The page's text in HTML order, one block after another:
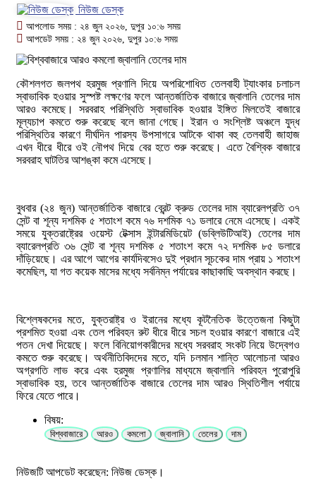
নিউজ ডেস্ক
আপলোড সময় : ২৪ জুন ২০২৬, দুপুর ১০:৬ সময়
আপডেট সময় : ২৪ জুন ২০২৬, দুপুর ১০:৬ সময়
কৌশলগত জলপথ হরমুজ প্রণালি দিয়ে অপরিশোধিত তেলবাহী ট্যাংকার চলাচল
স্বাভাবিক হওয়ার সুস্পষ্ট লক্ষণের ফলে আন্তর্জাতিক বাজারে জ্বালানি তেলের দাম
আরও কমেছে। সরবরাহ পরিস্থিতি স্বাভাবিক হওয়ার ইঙ্গিত মিলতেই বাজারে
মূল্যচাপ কমতে শুরু করেছে বলে জানা গেছে। ইরান ও সংশ্লিষ্ট অঞ্চলে যুদ্ধ
পরিস্থিতির কারণে দীর্ঘদিন পারস্য উপসাগরে আটকে থাকা বহু তেলবাহী জাহাজ
এখন ধীরে ধীরে ওই নৌপথ দিয়ে বের হতে শুরু করেছে। এতে বৈশ্বিক বাজারে
সরবরাহ ঘাটতির আশঙ্কা কমে এসেছে।
বুধবার (২৪ জুন) আন্তর্জাতিক বাজারে ব্রেন্ট ক্রুড তেলের দাম ব্যারেলপ্রতি ৩৭
সেন্ট বা শূন্য দশমিক ৫ শতাংশ কমে ৭৬ দশমিক ৭১ ডলারে নেমে এসেছে। একই
সময়ে যুক্তরাষ্ট্রের ওয়েস্ট টেক্সাস ইন্টারমিডিয়েট (ডব্লিউটিআই) তেলের দাম
ব্যারেলপ্রতি ৩৬ সেন্ট বা শূন্য দশমিক ৫ শতাংশ কমে ৭২ দশমিক ৮৫ ডলারে
দাঁড়িয়েছে। এর আগে আগের কার্যদিবসেও দুই প্রধান সূচকের দাম প্রায় ১ শতাংশ
কমেছিল, যা গত কয়েক মাসের মধ্যে সর্বনিম্ন পর্যায়ের কাছাকাছি অবস্থান করছে।
বিশ্লেষকদের মতে, যুক্তরাষ্ট্র ও ইরানের মধ্যে কূটনৈতিক উত্তেজনা কিছুটা
প্রশমিত হওয়া এবং তেল পরিবহন রুট ধীরে ধীরে সচল হওয়ার কারণে বাজারে এই
পতন দেখা দিয়েছে। ফলে বিনিয়োগকারীদের মধ্যে সরবরাহ সংকট নিয়ে উদ্বেগও
কমতে শুরু করেছে। অর্থনীতিবিদদের মতে, যদি চলমান শান্তি আলোচনা আরও
অগ্রগতি লাভ করে এবং হরমুজ প্রণালির মাধ্যমে জ্বালানি পরিবহন পুরোপুরি
স্বাভাবিক হয়, তবে আন্তর্জাতিক বাজারে তেলের দাম আরও স্থিতিশীল পর্যায়ে
ফিরে যেতে পারে।
বিষয়:
বিশ্ববাজারে আরও কমলো জ্বালানি তেলের দাম
নিউজটি আপডেট করেছেন: নিউজ ডেস্ক।